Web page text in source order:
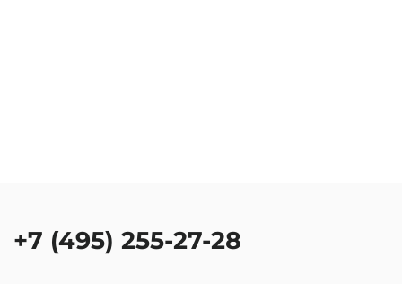
+7 (495) 255-27-28